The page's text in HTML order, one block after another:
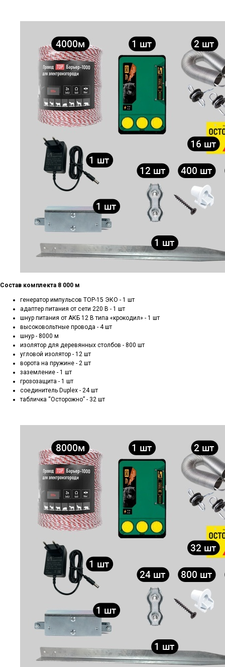
Состав комплекта 8 000 м
генератор импульсов ТОР-15 ЭКО - 1 шт
адаптер питания от сети 220 В - 1 шт
шнур питания от АКБ 12 В типа «крокодил» - 1 шт
высоковольтные провода - 4 шт
шнур - 8000 м
изолятор для деревянных столбов - 800 шт
угловой изолятор - 12 шт
ворота на пружине - 2 шт
заземление - 1 шт
грозозащита - 1 шт
соединитель Duplex - 24 шт
табличка “Осторожно” - 32 шт